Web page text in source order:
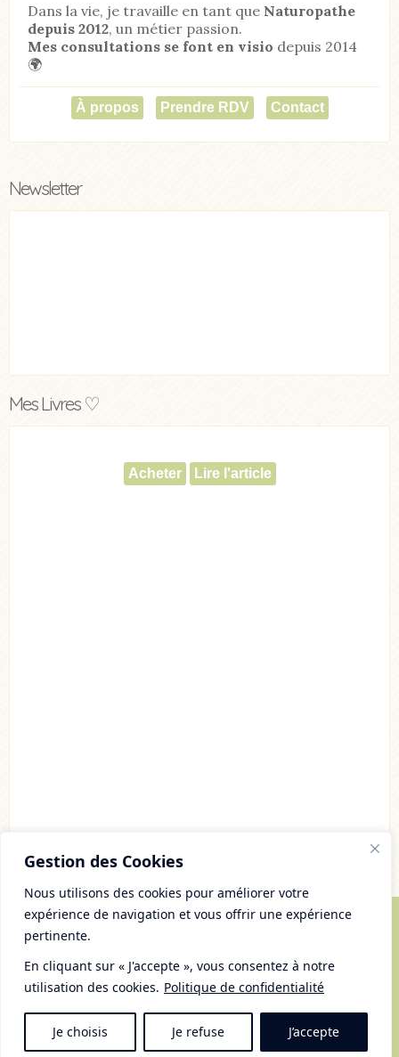
Gestion des Cookies
Nous utilisons des cookies pour améliorer votre
expérience de navigation et vous offrir une expérience
pertinente.
En cliquant sur « J'accepte », vous consentez à notre
utilisation des cookies. Politique de confidentialité
Je choisis Je refuse J’accepte
Dans la vie, je travaille en tant que Naturopathe
depuis 2012, un métier passion.
Mes consultations se font en visio depuis 2014
🌍
À propos Prendre RDV Contact
Newsletter
Mes Livres ♡
Tous droits réservés
Mentions Légales et gestion des cookies
Plan du Site
RSS
Haut du site